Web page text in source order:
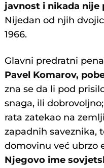
javnost i nikada nije
Nijedan od njih
1966.
Glavni predratni
Pavel Komarov,
zna se da li pod
snaga, ili
rata zatekao na
zapadnih saveznika,
domovinu već ubrzo
Njegovo ime